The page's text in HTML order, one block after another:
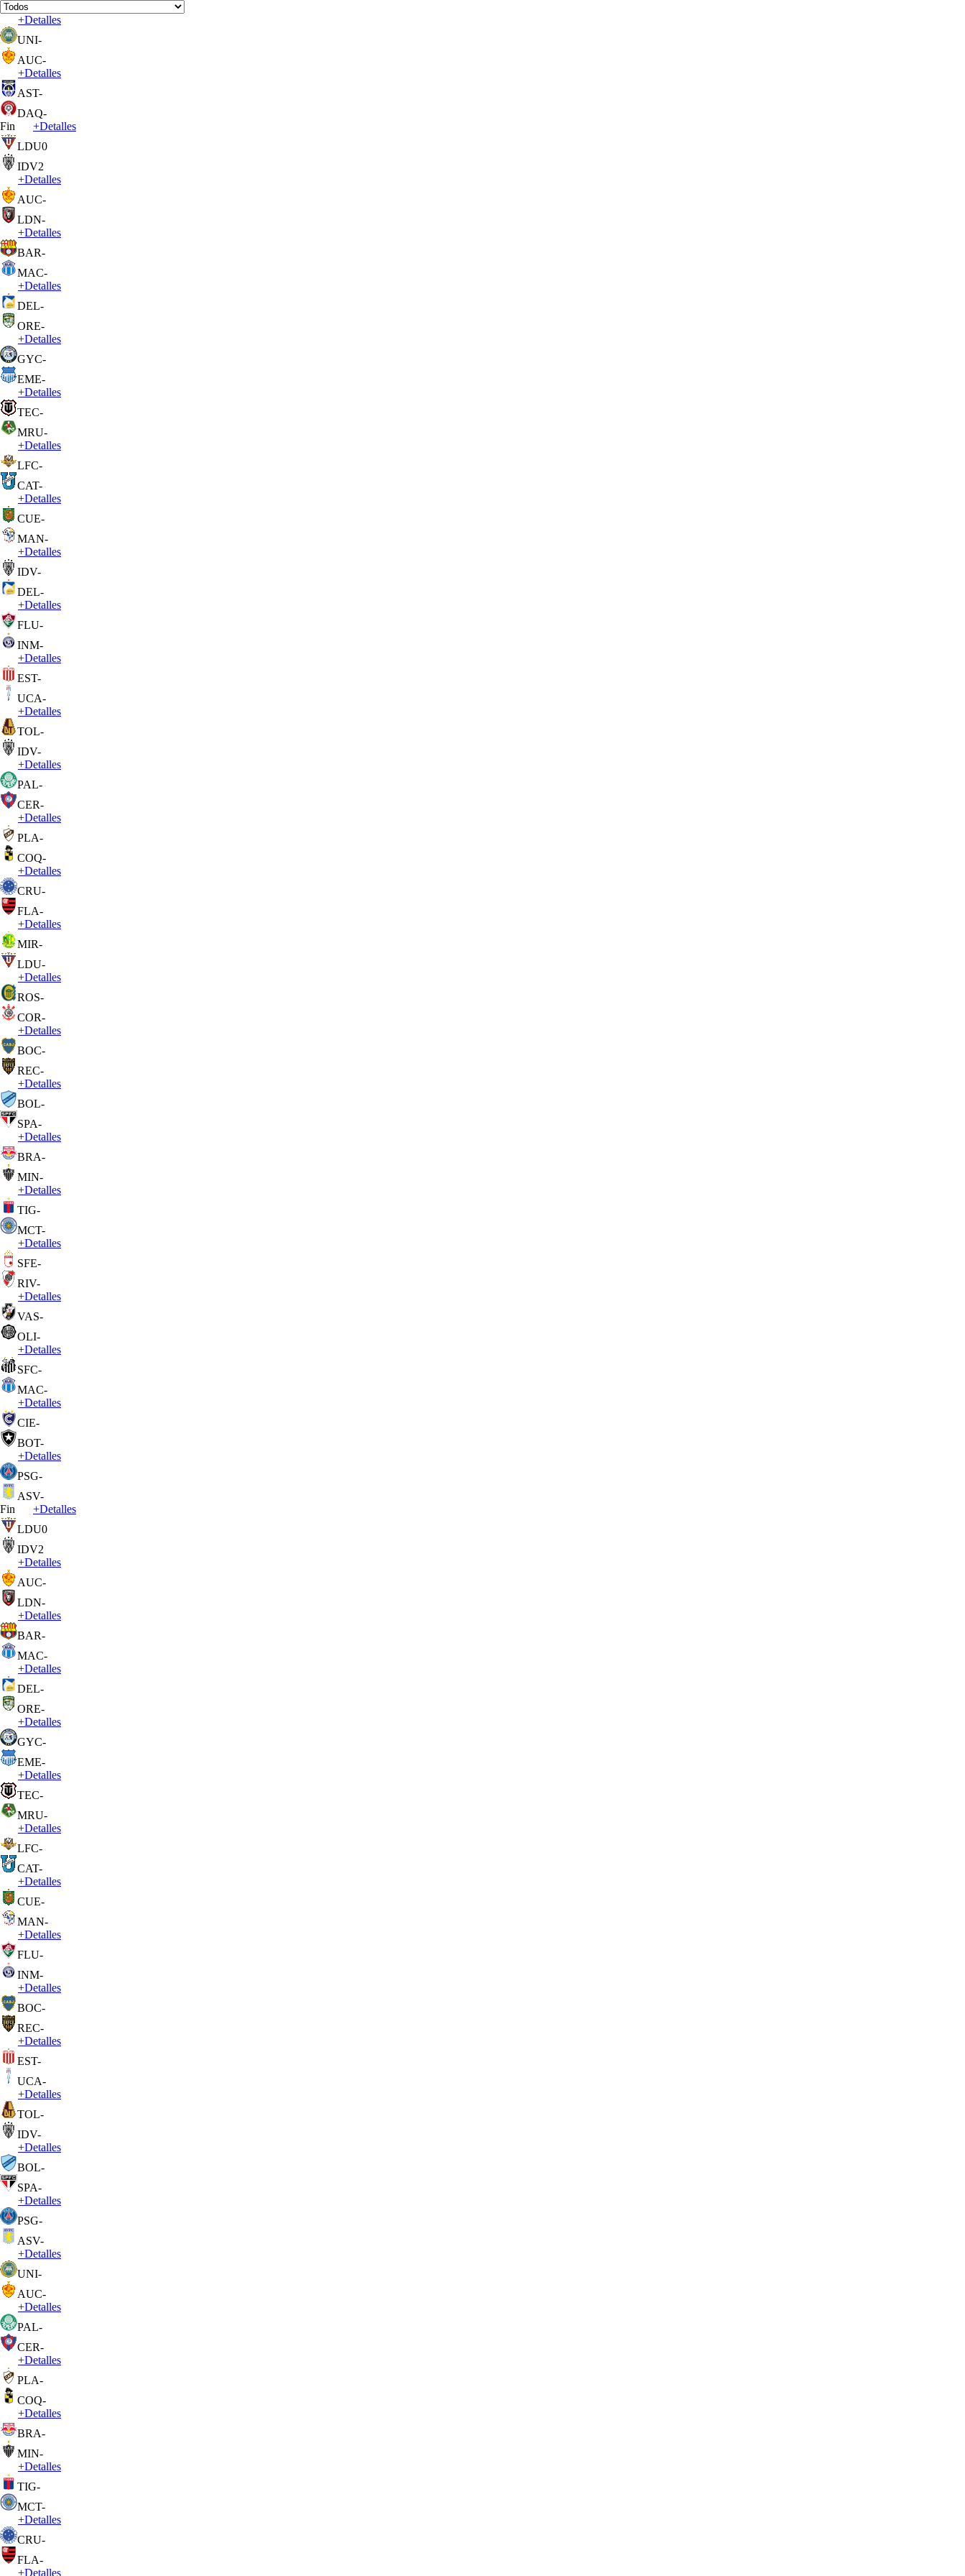
+Detalles
UNI-
AUC-
+Detalles
AST-
DAQ-
Fin
+Detalles
LDU0
IDV2
+Detalles
AUC-
LDN-
+Detalles
BAR-
MAC-
+Detalles
DEL-
ORE-
+Detalles
GYC-
EME-
+Detalles
TEC-
MRU-
+Detalles
LFC-
CAT-
+Detalles
CUE-
MAN-
+Detalles
IDV-
DEL-
+Detalles
FLU-
INM-
+Detalles
EST-
UCA-
+Detalles
TOL-
IDV-
+Detalles
PAL-
CER-
+Detalles
PLA-
COQ-
+Detalles
CRU-
FLA-
+Detalles
MIR-
LDU-
+Detalles
ROS-
COR-
+Detalles
BOC-
REC-
+Detalles
BOL-
SPA-
+Detalles
BRA-
MIN-
+Detalles
TIG-
MCT-
+Detalles
SFE-
RIV-
+Detalles
VAS-
OLI-
+Detalles
SFC-
MAC-
+Detalles
CIE-
BOT-
+Detalles
PSG-
ASV-
Fin
+Detalles
LDU0
IDV2
+Detalles
AUC-
LDN-
+Detalles
BAR-
MAC-
+Detalles
DEL-
ORE-
+Detalles
GYC-
EME-
+Detalles
TEC-
MRU-
+Detalles
LFC-
CAT-
+Detalles
CUE-
MAN-
+Detalles
FLU-
INM-
+Detalles
BOC-
REC-
+Detalles
EST-
UCA-
+Detalles
TOL-
IDV-
+Detalles
BOL-
SPA-
+Detalles
PSG-
ASV-
+Detalles
UNI-
AUC-
+Detalles
PAL-
CER-
+Detalles
PLA-
COQ-
+Detalles
BRA-
MIN-
+Detalles
TIG-
MCT-
+Detalles
CRU-
FLA-
+Detalles